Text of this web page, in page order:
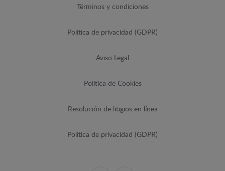
Términos y condiciones
Política de privacidad (GDPR)
Aviso Legal
Política de Cookies
Resolución de litigios en línea
Política de privacidad (GDPR)